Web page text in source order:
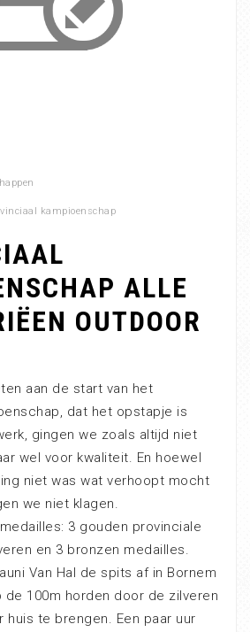
kampioenschap
ALLE
OUTDOOR
aan de start van het
dat het opstapje is
gingen we zoals altijd niet
wel voor kwaliteit. En hoewel
niet was wat verhoopt mocht
we niet klagen.
3 gouden provinciale
en 3 bronzen medailles.
Van Hal de spits af in Bornem
100m horden door de zilveren
huis te brengen. Een paar uur